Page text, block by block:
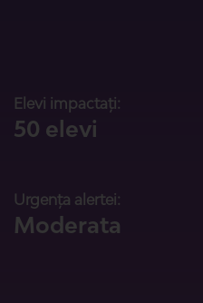
Elevi impactați:
50 elevi
Urgența alertei:
Moderata